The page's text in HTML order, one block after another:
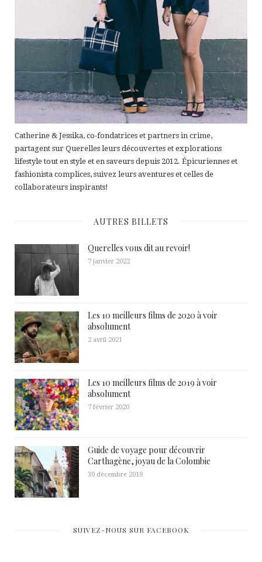
Catherine & Jessika, co-fondatrices et partners in crime,
partagent sur Querelles leurs découvertes et explorations
lifestyle tout en style et en saveurs depuis 2012. Épicuriennes et
fashionista complices, suivez leurs aventures et celles de
collaborateurs inspirants!
AUTRES BILLETS
Querelles vous dit au revoir!
7 janvier 2022
Les 10 meilleurs films de 2020 à voir
absolument
2 avril 2021
Les 10 meilleurs films de 2019 à voir
absolument
7 février 2020
Guide de voyage pour découvrir
Carthagène, joyau de la Colombie
30 décembre 2019
SUIVEZ-NOUS SUR FACEBOOK